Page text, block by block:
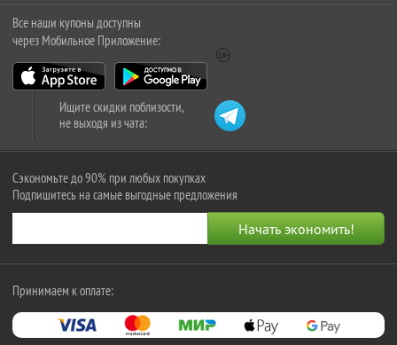
Все наши купоны доступны
через Мобильное Приложение:
Ищите скидки поблизости,
не выходя из чата:
Сэкономьте до 90% при любых покупках
Подпишитесь на самые выгодные предложения
Принимаем к оплате: